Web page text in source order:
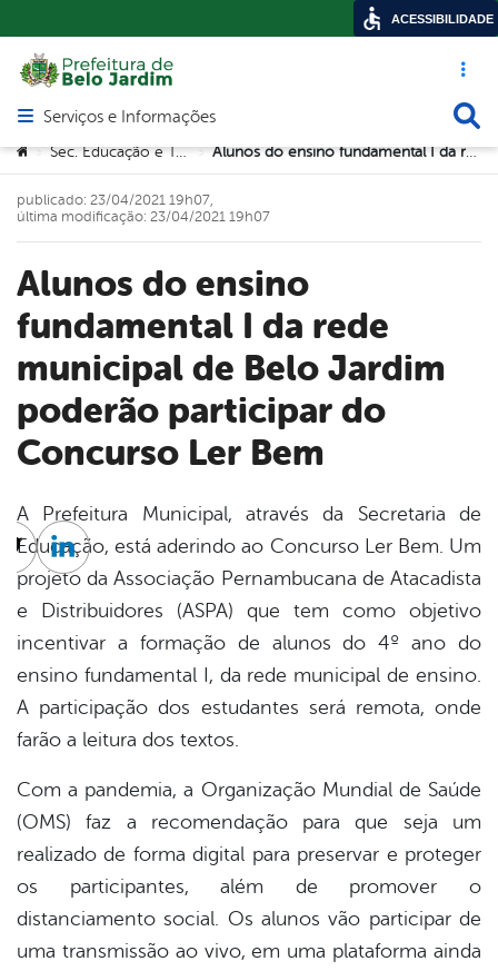
Acesso
Abrir menu principal de navegação
Serviços e Informações
Você está aqui:
> Sec. Educação e Tecnologia > Alunos do ensino fundamental I da rede municipal de Belo Jardim poderão participar do Concurso Ler Bem
Alunos do ensino
fundamental I da rede
municipal de Belo Jardim
poderão participar do
Concurso Ler Bem
publicado: 23/04/2021 19h07,
última modificação: 23/04/2021 19h07
A Prefeitura Municipal, através da Secretaria de
Educação, está aderindo ao Concurso Ler Bem. Um
projeto da Associação Pernambucana de Atacadista
e Distribuidores (ASPA) que tem como objetivo
incentivar a formação de alunos do 4º ano do
ensino fundamental I, da rede municipal de ensino.
A participação dos estudantes será remota, onde
farão a leitura dos textos.
Com a pandemia, a Organização Mundial de Saúde
(OMS) faz a recomendação para que seja um
realizado de forma digital para preservar e proteger
os participantes, além de promover o
distanciamento social. Os alunos vão participar de
uma transmissão ao vivo, em uma plataforma ainda
TwitterLinkedin
ACESSIBILIDADE